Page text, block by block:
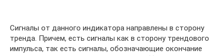
Сигналы от данного индикатора направлены в сторону
тренда. Причем, есть сигналы как в сторону трендового
импульса, так есть сигналы, обозначающие окончание